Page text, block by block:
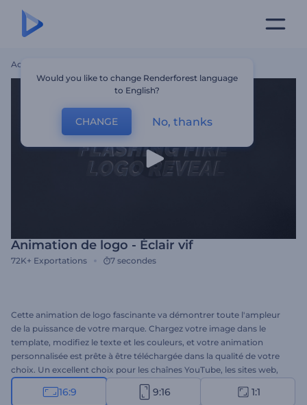
Accueil
Animation de logo - Éclair vif
72K+ Exportations 7 secondes
Cette animation de logo fascinante va démontrer toute l'ampleur
de la puissance de votre marque. Chargez votre image dans le
template, modifiez le texte et les couleurs, et votre animation
personnalisée est prête à être téléchargée dans la qualité de votre
choix. Un excellent choix pour les chaînes YouTube, les sites web,
les bandes-annonces de films, les publicités, et bien plus encore.
Essayez dès maintenant !
16:9 9:16 1:1
Would you like to change Renderforest language
to English?
CHANGE No, thanks